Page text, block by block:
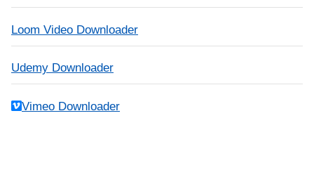
Loom Video Downloader
Udemy Downloader
Vimeo Downloader